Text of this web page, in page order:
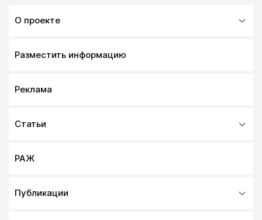
О проекте
Разместить информацию
Реклама
Статьи
РАЖ
Публикации